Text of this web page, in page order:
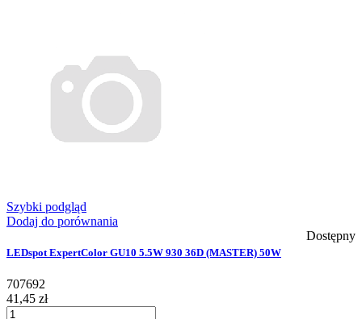
Szybki podgląd
Dodaj do porównania
Dostępny
LEDspot ExpertColor GU10 5.5W 930 36D (MASTER) 50W
707692
41,45 zł